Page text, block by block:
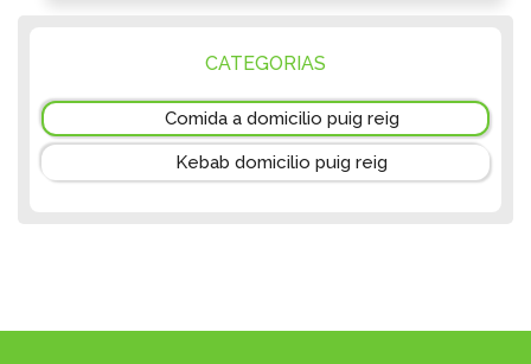
CATEGORIAS
Comida a domicilio puig reig
Kebab domicilio puig reig